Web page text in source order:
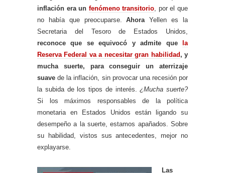
inflación era un fenómeno transitorio , por el que
no había que preocuparse.AhoraYellen es la
Secretaria del Tesoro de Estados Unidos,
reconoce que se equivocó y admite que
la
Reserva Federal va a necesitar gran habilidad , y
mucha suerte, para conseguir un aterrizaje
suave de la inflación, sin provocar una recesión por
la subida de los tipos de interés.¿Mucha suerte?
Si los máximos responsables de la política
monetaria en Estados Unidos están ligando su
desempeño a la suerte, estamos apañados. Sobre
su habilidad, vistos sus antecedentes, mejor no
explayarse.
Las